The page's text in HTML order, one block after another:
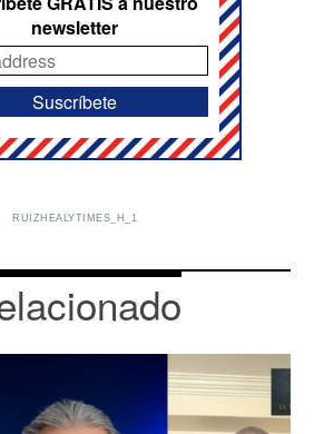
newsletter
RUIZHEALYTIMES_H_1